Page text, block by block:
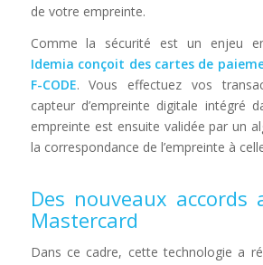
de votre empreinte.
Comme la sécurité est un enjeu
Idemia conçoit des cartes de
F-CODE. Vous effectuez vos
capteur d’empreinte digitale intégré
empreinte est ensuite validée par un
la correspondance de l’empreinte à
Des nouveaux accords
Mastercard
Dans ce cadre, cette technologie a